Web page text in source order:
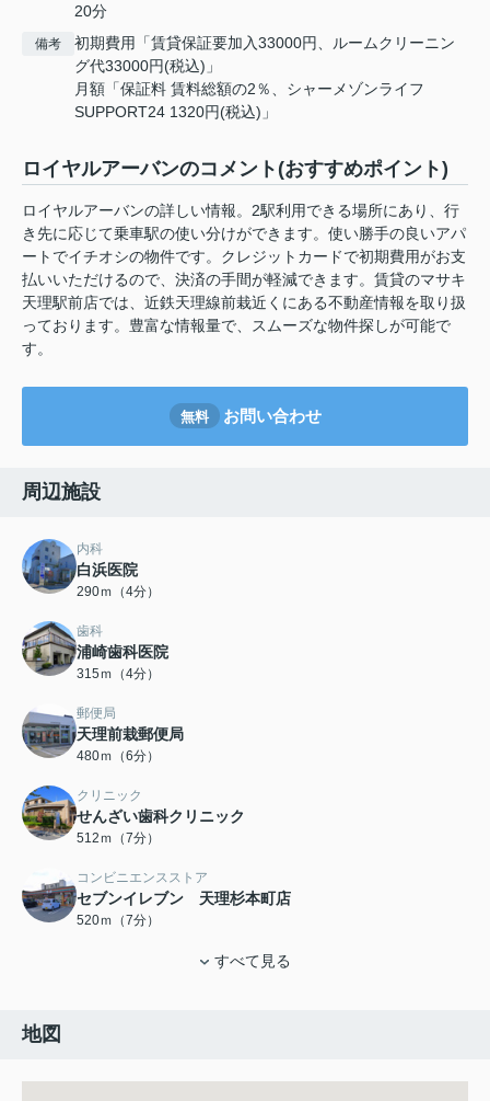
20分
備考
初期費用「賃貸保証要加入33000円、ルームクリーニン
グ代33000円(税込)」
月額「保証料 賃料総額の2％、シャーメゾンライフ
SUPPORT24 1320円(税込)」
ロイヤルアーバンのコメント(おすすめポイント)
ロイヤルアーバンの詳しい情報。2駅利用できる場所にあり、行
き先に応じて乗車駅の使い分けができます。使い勝手の良いアパ
ートでイチオシの物件です。クレジットカードで初期費用がお支
払いいただけるので、決済の手間が軽減できます。賃貸のマサキ
天理駅前店では、近鉄天理線前栽近くにある不動産情報を取り扱
っております。豊富な情報量で、スムーズな物件探しが可能で
す。
無料 お問い合わせ
周辺施設
内科
白浜医院
290ｍ（4分）
歯科
浦崎歯科医院
315ｍ（4分）
郵便局
天理前栽郵便局
480ｍ（6分）
クリニック
せんざい歯科クリニック
512ｍ（7分）
コンビニエンスストア
セブンイレブン 天理杉本町店
520ｍ（7分）
すべて見る
地図